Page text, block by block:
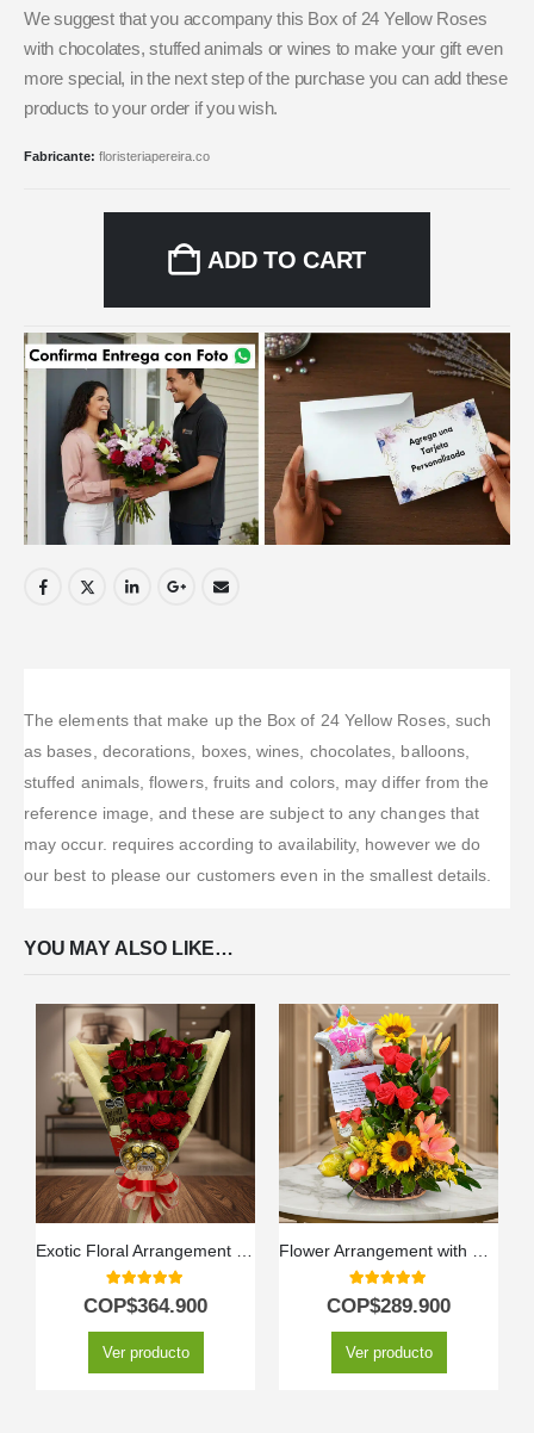
We suggest that you accompany this Box of 24 Yellow Roses
with chocolates, stuffed animals or wines to make your gift even
more special, in the next step of the purchase you can add these
products to your order if you wish.
Fabricante: floristeriapereira.co
ADD TO CART
The elements that make up the Box of 24 Yellow Roses, such
as bases, decorations, boxes, wines, chocolates, balloons,
stuffed animals, flowers, fruits and colors, may differ from the
reference image, and these are subject to any changes that
may occur. requires according to availability, however we do
our best to please our customers even in the smallest details.
YOU MAY ALSO LIKE…
5.00out of 5
COP$364.900
Ver producto
5.00out of 5
COP$289.900
Ver producto